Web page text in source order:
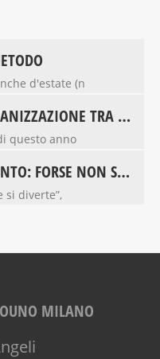
d'estate (n
L'ESTATE E L’ARTE DELL'ORGANIZZAZIONE TRA GLI 8 E I 16 ANNI
questo anno
CREATIVITÀ E APPRENDIMENTO: FORSE NON SAPEVI CHE...
si diverte”,
MILANO